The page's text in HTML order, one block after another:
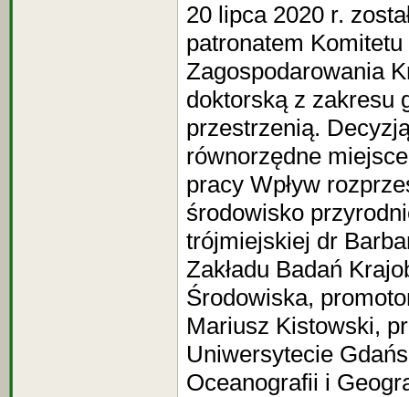
20 lipca 2020 r.
patronatem
Zagospodarowania
doktorską z zakresu
przestrzenią.
równorzędne
pracy Wpływ
środowisko
trójmiejskiej dr
Zakładu Badań
Środowiska,
Mariusz Kistowski,
Uniwersytecie
Oceanografii i